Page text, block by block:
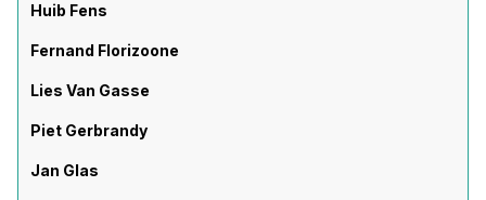
Huib Fens
Fernand Florizoone
Lies Van Gasse
Piet Gerbrandy
Jan Glas